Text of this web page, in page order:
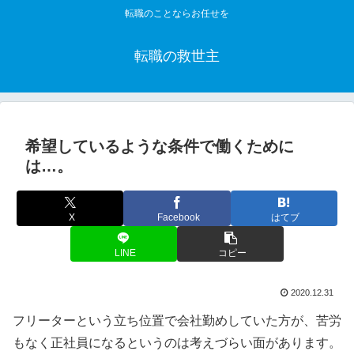
転職のことならお任せを
転職の救世主
希望しているような条件で働くために
は…。
X Facebook はてブ
LINE コピー
2020.12.31
フリーターという立ち位置で会社勤めしていた方が、苦労
もなく正社員になるというのは考えづらい面があります。